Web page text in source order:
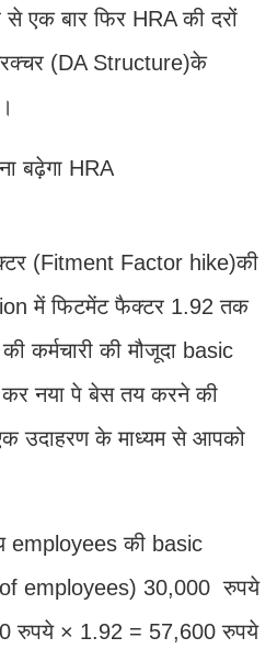
एक बार फिर HRA की दरों
(DA Structure)के
बढ़ेगा HRA
(Fitment Factor hike)की
में फिटमेंट फैक्टर 1.92 तक
कर्मचारी की मौजूदा basic
नया पे बेस तय करने की
उदाहरण के माध्यम से आपको
employees की basic
employees) 30,000 रुपये
रुपये × 1.92 = 57,600 रुपये